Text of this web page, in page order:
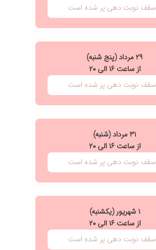
سقف نوبت دهی پر شده است
۲۹ مرداد (پنج شنبه)
از ساعت ۱۶ الی ۲۰
سقف نوبت دهی پر شده است
۳۱ مرداد (شنبه)
از ساعت ۱۶ الی ۲۰
سقف نوبت دهی پر شده است
۱ شهریور (یکشنبه)
از ساعت ۱۶ الی ۲۰
سقف نوبت دهی پر شده است